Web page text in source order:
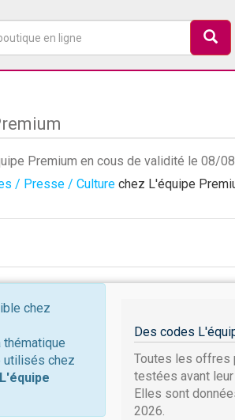
Premium en cous de validité le 08/
/ Presse / Culture chez L'équipe
chez
utilisés chez
L'équipe
Des codes
Toutes les offres
testées avant
Elles sont
2026.